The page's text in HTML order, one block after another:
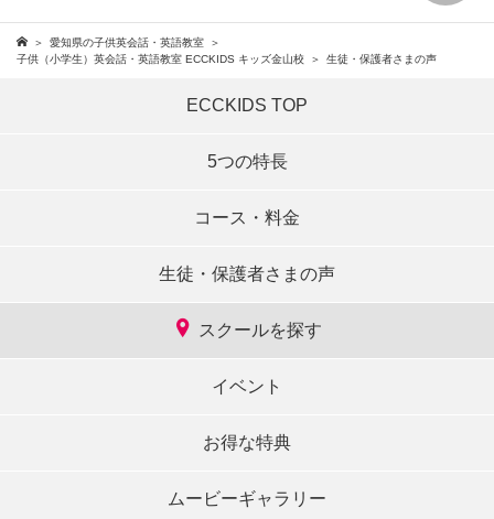
愛知県の子供英会話・英語教室
子供（小学生）英会話・英語教室 ECCKIDS キッズ金山校
生徒・保護者さまの声
ECCKIDS TOP
5つの特長
コース・料金
生徒・保護者さまの声
スクールを探す
イベント
お得な特典
ムービーギャラリー